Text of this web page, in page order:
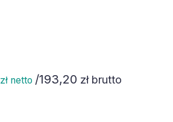
zł netto /193,20 zł brutto